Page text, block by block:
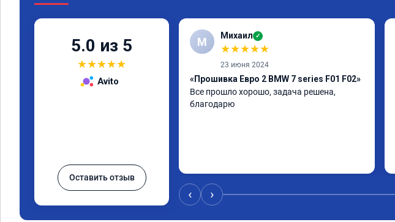
5.0 из 5
★★★★★
Avito
Оставить отзыв
М Михаил ✓
★★★★★
23 июня 2024
«Прошивка Евро 2 BMW 7 series F01 F02»
Все прошло хорошо, задача решена,
благодарю
‹ ›